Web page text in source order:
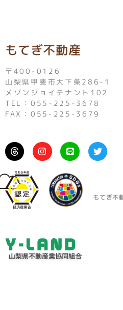
もてぎ不動産
〒400-0126
山梨県甲斐市大下条286-1
メゾンジョイテナント102
TEL：055-225-3678
FAX：055-225-3679
I
n
s
L
i
n
e
T
w
i
r
もてぎ不